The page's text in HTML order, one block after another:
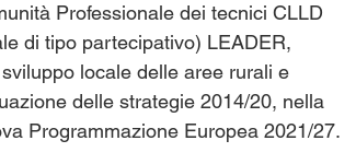
Professionale dei tecnici CLLD
di tipo partecipativo) LEADER,
locale delle aree rurali e
delle strategie 2014/20, nella
Programmazione Europea 2021/27.